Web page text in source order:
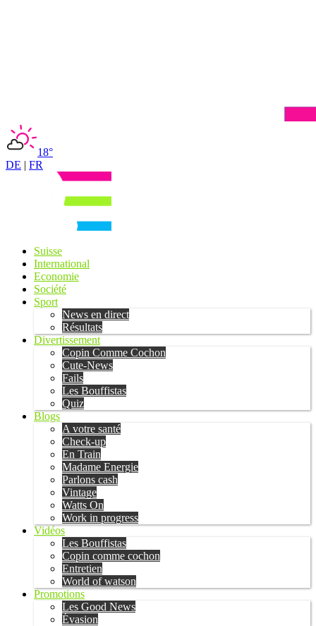
18°
DE | FR
Suisse
International
Economie
Société
Sport
News en direct
Résultats
Divertissement
Copin Comme Cochon
Cute-News
Fails
Les Bouffistas
Quiz
Blogs
A votre santé
Check-up
En Train
Madame Energie
Parlons cash
Vintage
Watts On
Work in progress
Vidéos
Les Bouffistas
Copin comme cochon
Entretien
World of watson
Promotions
Les Good News
Évasion